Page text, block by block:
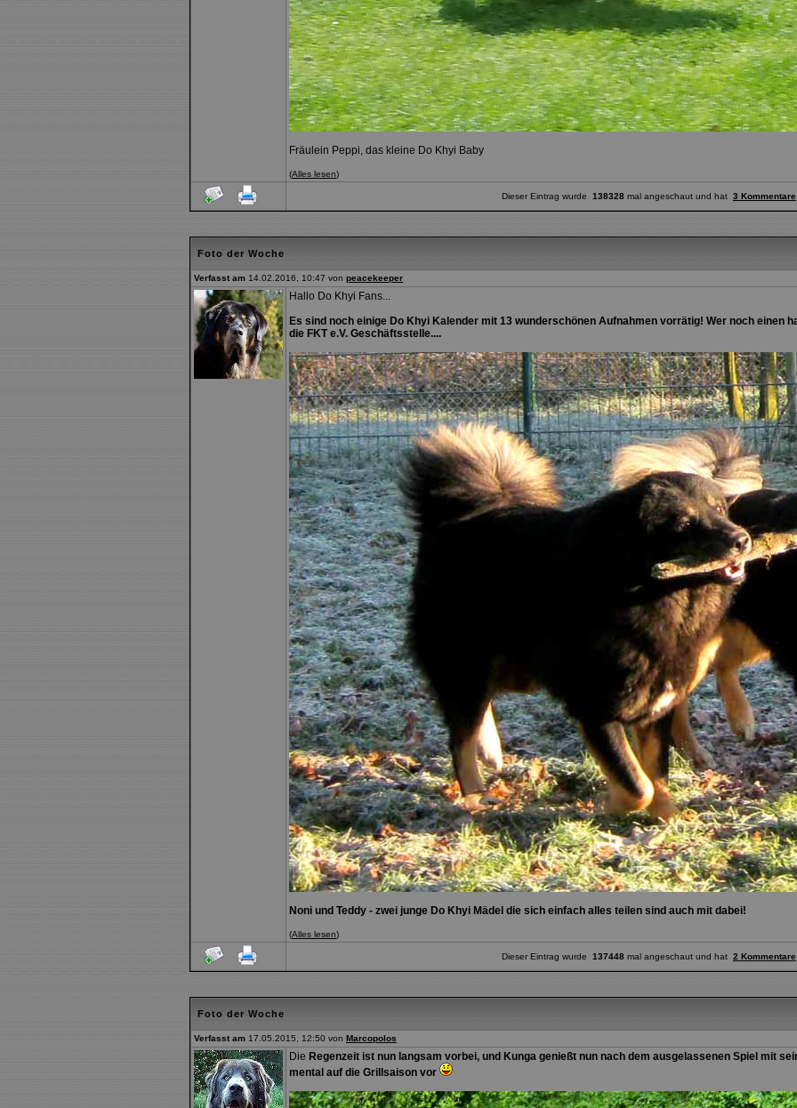
Fräulein Peppi, das kleine Do Khyi Baby
(Alles lesen)
Dieser Eintrag wurde 138328 mal angeschaut und hat 3 Kommentare
Foto der Woche
Verfasst am 14.02.2016, 10:47 von peacekeeper
Hallo Do Khyi Fans...
Es sind noch einige Do Khyi Kalender mit 13 wunderschönen Aufnahmen vorrätig! Wer noch einen
die FKT e.V. Geschäftsstelle....
Noni und Teddy - zwei junge Do Khyi Mädel die sich einfach alles teilen sind auch mit dabei!
(Alles lesen)
Dieser Eintrag wurde 137448 mal angeschaut und hat 2 Kommentare
Foto der Woche
Verfasst am 17.05.2015, 12:50 von Marcopolos
Die Regenzeit ist nun langsam vorbei, und Kunga genießt nun nach dem ausgelassenen Spiel mit
mental auf die Grillsaison vor